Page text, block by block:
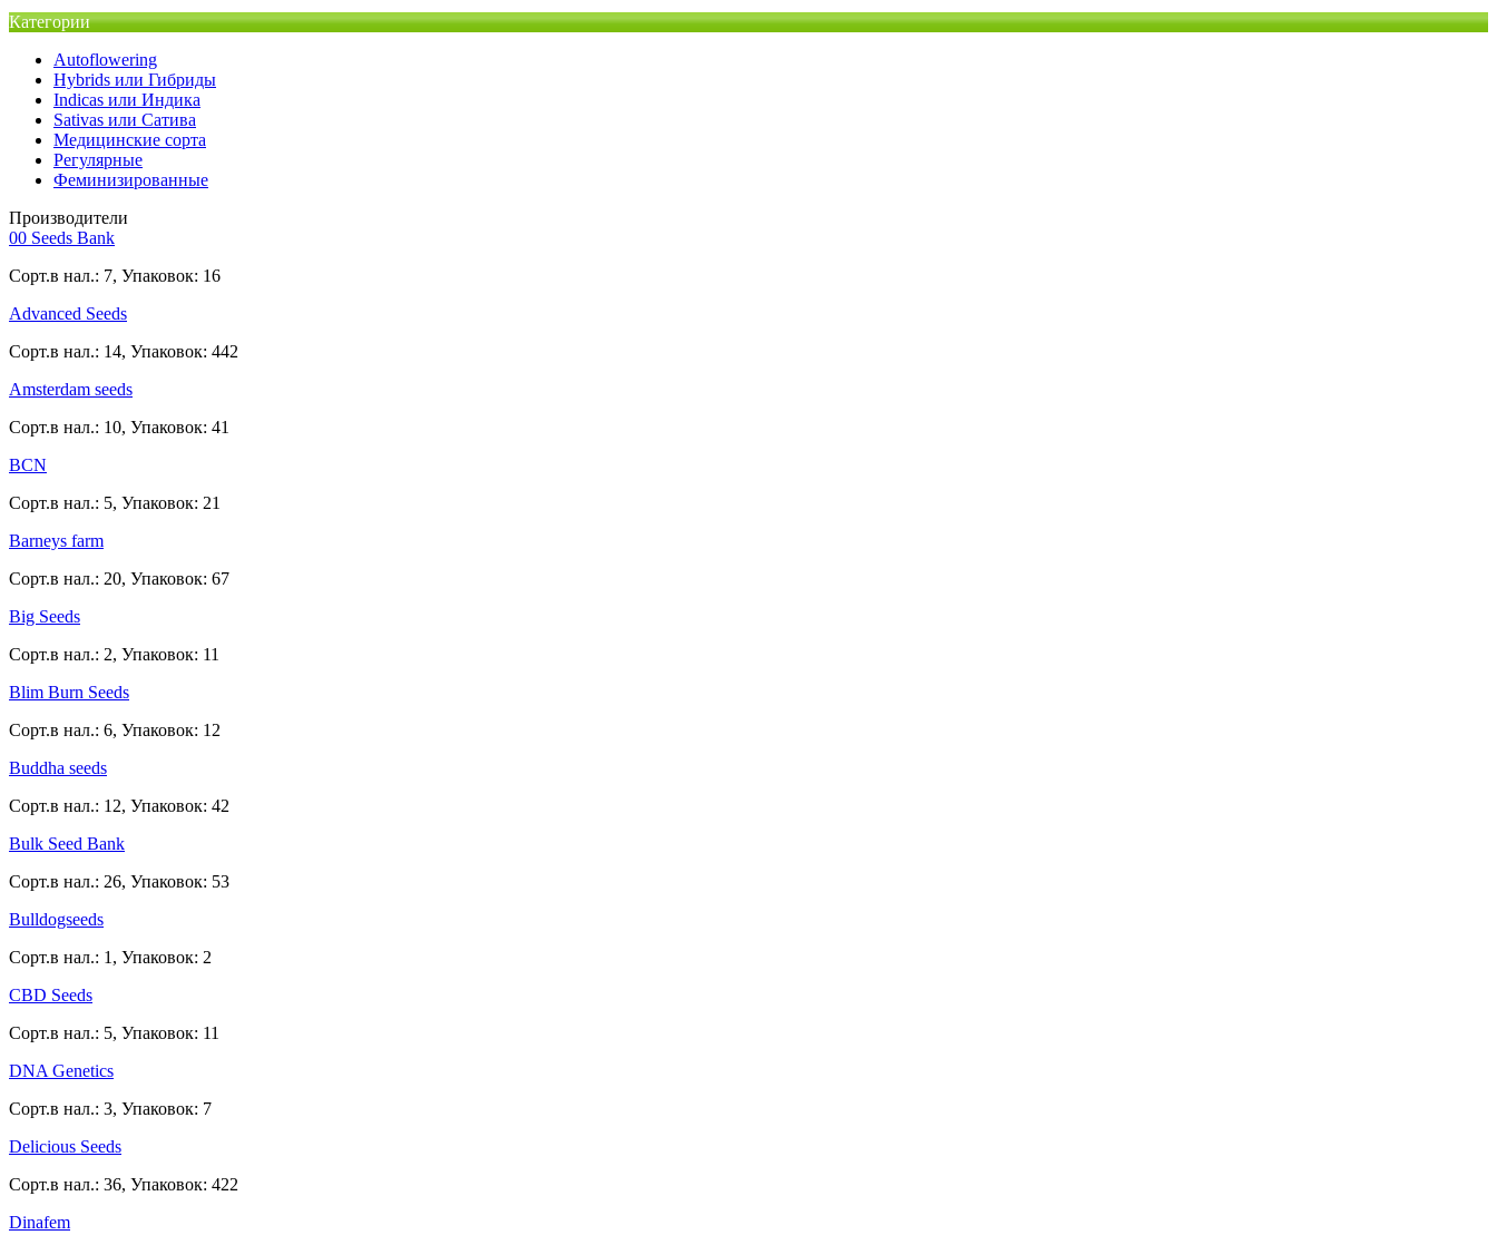
Категории
Autoflowering
Hybrids или Гибриды
Indicas или Индика
Sativas или Сатива
Медицинские сорта
Регулярные
Феминизированные
Производители
00 Seeds Bank
Сорт.в нал.: 7, Упаковок: 16
Advanced Seeds
Сорт.в нал.: 14, Упаковок: 442
Amsterdam seeds
Сорт.в нал.: 10, Упаковок: 41
BCN
Сорт.в нал.: 5, Упаковок: 21
Barneys farm
Сорт.в нал.: 20, Упаковок: 67
Big Seeds
Сорт.в нал.: 2, Упаковок: 11
Blim Burn Seeds
Сорт.в нал.: 6, Упаковок: 12
Buddha seeds
Сорт.в нал.: 12, Упаковок: 42
Bulk Seed Bank
Сорт.в нал.: 26, Упаковок: 53
Bulldogseeds
Сорт.в нал.: 1, Упаковок: 2
CBD Seeds
Сорт.в нал.: 5, Упаковок: 11
DNA Genetics
Сорт.в нал.: 3, Упаковок: 7
Delicious Seeds
Сорт.в нал.: 36, Упаковок: 422
Dinafem